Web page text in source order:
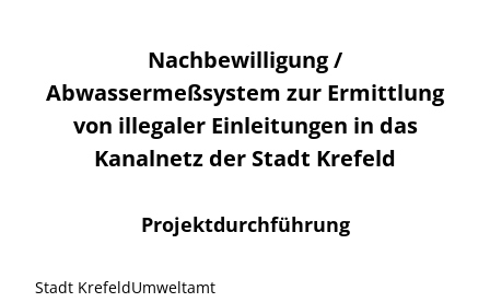
Nachbewilligung /
Abwassermeßsystem zur Ermittlung
von illegaler Einleitungen in das
Kanalnetz der Stadt Krefeld
Projektdurchführung
Stadt KrefeldUmweltamt